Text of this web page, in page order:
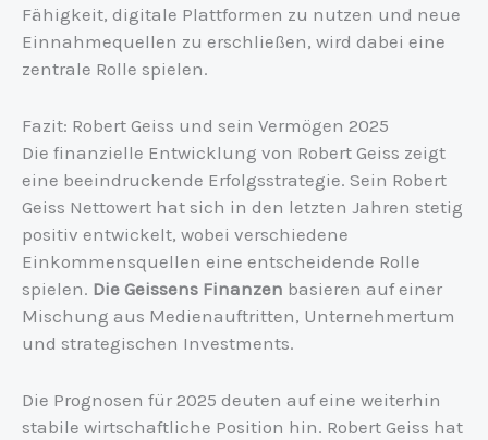
Fähigkeit, digitale Plattformen zu nutzen und neue
Einnahmequellen zu erschließen, wird dabei eine
zentrale Rolle spielen.
Fazit: Robert Geiss und sein Vermögen 2025
Die finanzielle Entwicklung von Robert Geiss zeigt
eine beeindruckende Erfolgsstrategie. Sein Robert
Geiss Nettowert hat sich in den letzten Jahren stetig
positiv entwickelt, wobei verschiedene
Einkommensquellen eine entscheidende Rolle
spielen. Die Geissens Finanzen basieren auf einer
Mischung aus Medienauftritten, Unternehmertum
und strategischen Investments.
Die Prognosen für 2025 deuten auf eine weiterhin
stabile wirtschaftliche Position hin. Robert Geiss hat